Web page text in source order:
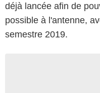
déjà lancée afin de
possible à l'antenne,
semestre 2019.